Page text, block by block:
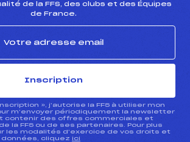
de la FFS, des clubs et des Équipes
de France.
Inscription
», j’autorise la FFS à utiliser mon
m’envoyer périodiquement la newsletter
contenir des offres commerciales et
la FFS ou de ses partenaires. Pour plus
les modalités d’exercice de vos droits et
cliquez ici